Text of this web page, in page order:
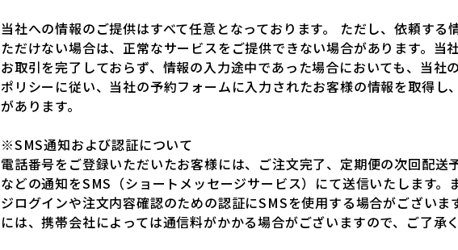
当社への情報のご提供はすべて任意となっております。 ただし、依頼する
ただけない場合は、正常なサービスをご提供できない場合があります。当
お取引を完了しておらず、情報の入力途中であった場合においても、当社
ポリシーに従い、当社の予約フォームに入力されたお客様の情報を取得し
があります。
※SMS通知および認証について
電話番号をご登録いただいたお客様には、ご注文完了、定期便の次回配送
などの通知をSMS（ショートメッセージサービス）にて送信いたします。
ジログインや注文内容確認のための認証にSMSを使用する場合がございま
には、携帯会社によっては通信料がかかる場合がございますので、ご了承く